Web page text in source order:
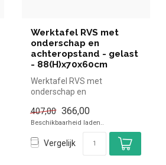
Werktafel RVS met
onderschap en
achteropstand - gelast
- 88(H)x70x60cm
Werktafel RVS met
onderschap en
88(H)x70x60cm |Gastro...
407,00 366,00
Beschikbaarheid laden..
Vergelijk